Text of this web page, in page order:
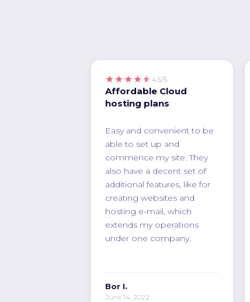
★★★★★ 4.5/5
Affordable Cloud
hosting plans
Easy and convenient to be
able to set up and
commence my site. They
also have a decent set of
additional features, like for
creating websites and
hosting e-mail, which
extends my operations
under one company.
Bor I.
June 14, 2022